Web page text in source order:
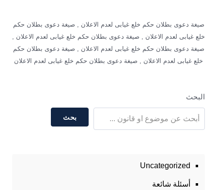
صيغة دعوى بطلان حكم خلع غيابى لعدم الاعلان , صيغة دعوى بطلان حكم
خلع غيابى لعدم الاعلان , صيغة دعوى بطلان حكم خلع غيابى لعدم الاعلان ,
صيغة دعوى بطلان حكم خلع غيابى لعدم الاعلان , صيغة دعوى بطلان حكم
خلع غيابى لعدم الاعلان , صيغة دعوى بطلان حكم خلع غيابى لعدم الاعلان
البحث
بحث
Uncategorized
أسئلة شائعة